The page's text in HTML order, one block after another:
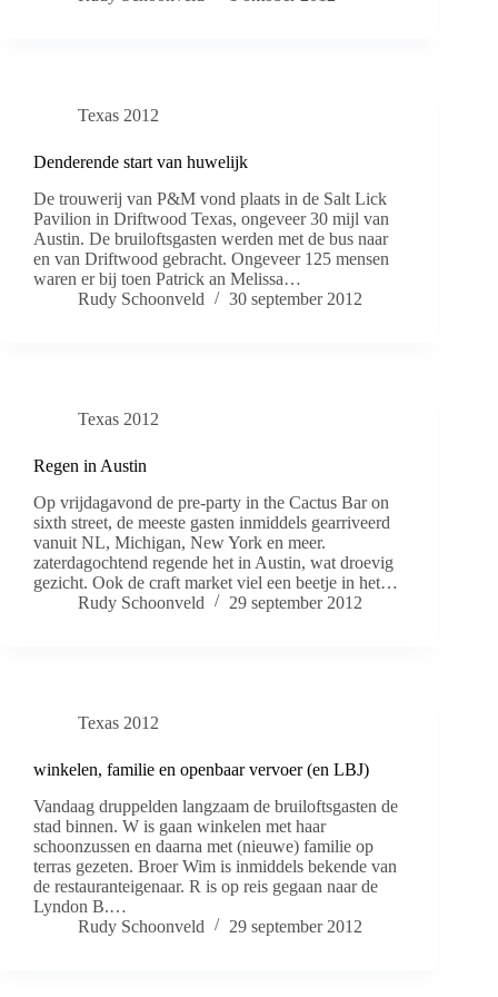
Texas 2012
Denderende start van huwelijk
De trouwerij van P&M vond plaats in de Salt Lick
Pavilion in Driftwood Texas, ongeveer 30 mijl van
Austin. De bruiloftsgasten werden met de bus naar
en van Driftwood gebracht. Ongeveer 125 mensen
waren er bij toen Patrick an Melissa…
Rudy Schoonveld
30 september 2012
Texas 2012
Regen in Austin
Op vrijdagavond de pre-party in the Cactus Bar on
sixth street, de meeste gasten inmiddels gearriveerd
vanuit NL, Michigan, New York en meer.
zaterdagochtend regende het in Austin, wat droevig
gezicht. Ook de craft market viel een beetje in het…
Rudy Schoonveld
29 september 2012
Texas 2012
winkelen, familie en openbaar vervoer (en LBJ)
Vandaag druppelden langzaam de bruiloftsgasten de
stad binnen. W is gaan winkelen met haar
schoonzussen en daarna met (nieuwe) familie op
terras gezeten. Broer Wim is inmiddels bekende van
de restauranteigenaar. R is op reis gegaan naar de
Lyndon B.…
Rudy Schoonveld
29 september 2012